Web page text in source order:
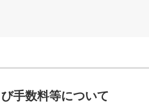
手数料等について